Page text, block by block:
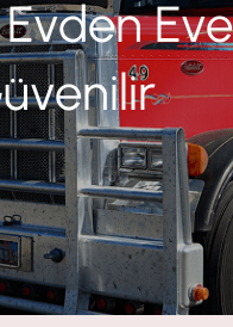
Evden Eve